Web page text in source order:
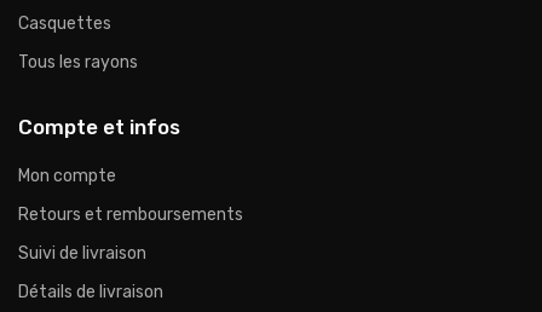
Casquettes
Tous les rayons
Compte et infos
Mon compte
Retours et remboursements
Suivi de livraison
Détails de livraison